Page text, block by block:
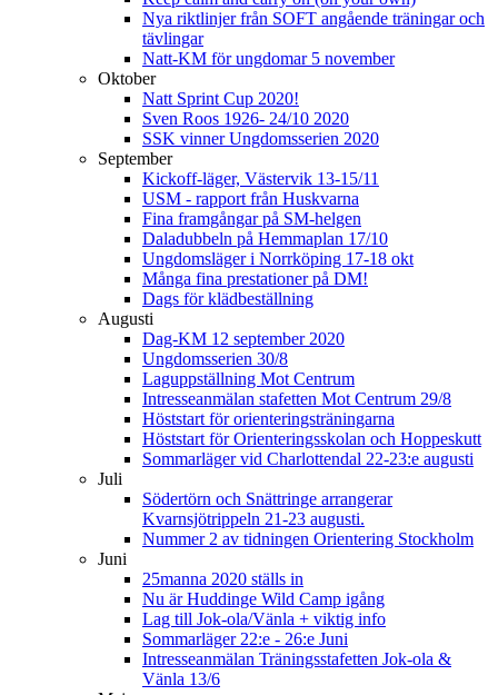
Nya riktlinjer från SOFT angående träningar och
tävlingar
Natt-KM för ungdomar 5 november
Oktober
Natt Sprint Cup 2020!
Sven Roos 1926- 24/10 2020
SSK vinner Ungdomsserien 2020
September
Kickoff-läger, Västervik 13-15/11
USM - rapport från Huskvarna
Fina framgångar på SM-helgen
Daladubbeln på Hemmaplan 17/10
Ungdomsläger i Norrköping 17-18 okt
Många fina prestationer på DM!
Dags för klädbeställning
Augusti
Dag-KM 12 september 2020
Ungdomsserien 30/8
Laguppställning Mot Centrum
Intresseanmälan stafetten Mot Centrum 29/8
Höststart för orienteringsträningarna
Höststart för Orienteringsskolan och Hoppeskutt
Sommarläger vid Charlottendal 22-23:e augusti
Juli
Södertörn och Snättringe arrangerar
Kvarnsjötrippeln 21-23 augusti.
Nummer 2 av tidningen Orientering Stockholm
Juni
25manna 2020 ställs in
Nu är Huddinge Wild Camp igång
Lag till Jok-ola/Vänla + viktig info
Sommarläger 22:e - 26:e Juni
Intresseanmälan Träningsstafetten Jok-ola &
Vänla 13/6